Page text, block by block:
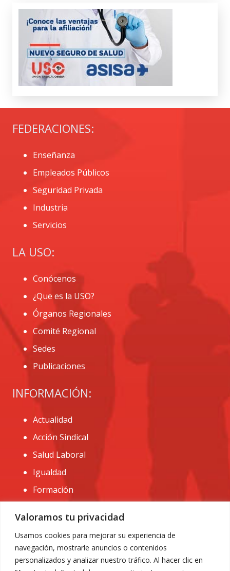
Valoramos tu privacidad
Usamos cookies para mejorar su experiencia de
navegación, mostrarle anuncios o contenidos
personalizados y analizar nuestro tráfico. Al hacer clic en
FEDERACIONES:
Enseñanza
Empleados Públicos
Seguridad Privada
Industria
Servicios
LA USO:
Conócenos
¿Que es la USO?
Órganos Regionales
Comité Regional
Sedes
Publicaciones
INFORMACIÓN:
Actualidad
Acción Sindical
Salud Laboral
Igualdad
Formación
CONTACTO:
administracion@usomurcia.org
968 25 01 20
C/ Huerto de las bombas nº6. 30009 Murcia